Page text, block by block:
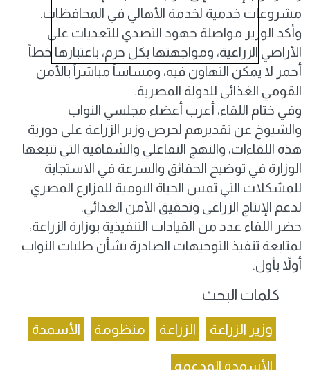
مشروعات خدمية لخدمة الأهالي في المحافظات.
وأكد الوزير مواصلة جهود التصدي للتعديات على
الأراضي الزراعية، ومواجهتها بكل حزم، باعتبارها خطاً
أحمر لا يمكن التهاون فيه، ومساساً مباشراً بالأمن
القومي الغذائي للدولة المصرية.
وفي ختام اللقاء، أعرب أعضاء مجلسي النواب
والشيوخ عن تقديرهم لحرص وزير الزراعة على دورية
هذه اللقاءات، والنهج التفاعلي والشفافية التي تتبعها
الوزارة في توضيح الحقائق والسرعة في الاستجابة
للمشكلات التي تمس الحياة اليومية للمزارع المصري
لدعم الإنتاج الزراعي وتحقيق الأمن الغذائي.
حضر اللقاء عدد من القيادات التنفيذية بوزارة الزراعة،
لمتابعة تنفيذ التوجيهات الصادرة بشأن طلبات النواب
أولاً بأول.
كلمات البحث
وزير الزراعة الزراعة منظومة الأسمدة
الأسمدة المدعمة